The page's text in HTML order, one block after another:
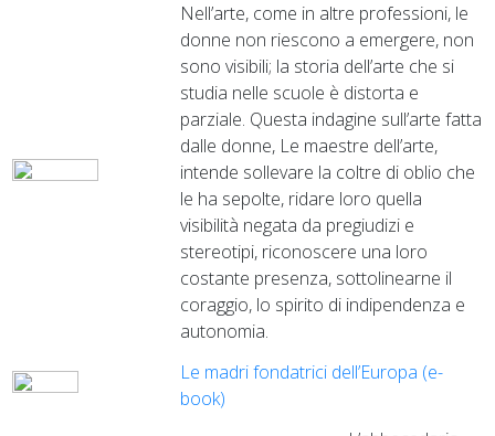
Nell’arte, come in altre professioni, le
donne non riescono a emergere, non
sono visibili; la storia dell’arte che si
studia nelle scuole è distorta e
parziale. Questa indagine sull’arte fatta
dalle donne, Le maestre dell’arte,
intende sollevare la coltre di oblio che
le ha sepolte, ridare loro quella
visibilità negata da pregiudizi e
stereotipi, riconoscere una loro
costante presenza, sottolinearne il
coraggio, lo spirito di indipendenza e
autonomia.
Le madri fondatrici dell’Europa (e-
book)